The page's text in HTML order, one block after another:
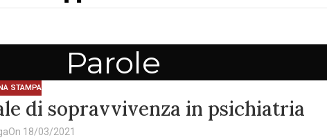
Parole
STAMPA
di sopravvivenza in psichiatria
On 18/03/2021